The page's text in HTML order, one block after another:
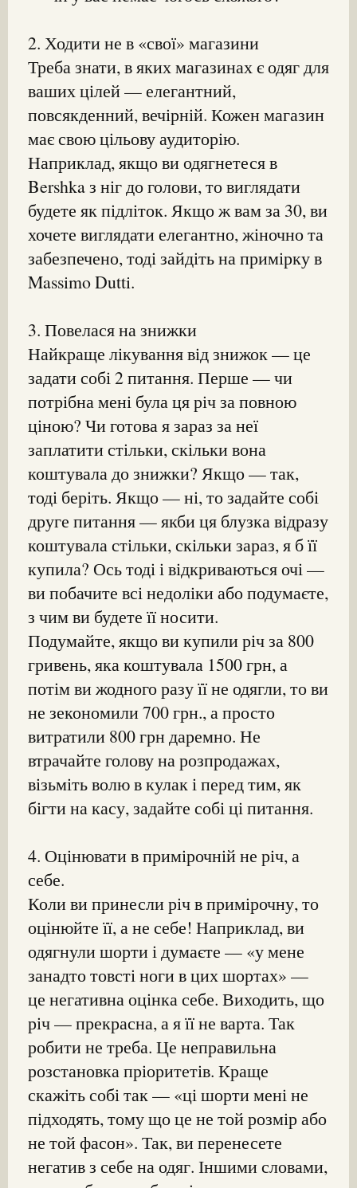
2. Ходити не в «свої» магазини
Треба знати, в яких магазинах є одяг для
ваших цілей — елегантний,
повсякденний, вечірній. Кожен магазин
має свою цільову аудиторію.
Наприклад, якщо ви одягнетеся в
Bershka з ніг до голови, то виглядати
будете як підліток. Якщо ж вам за 30, ви
хочете виглядати елегантно, жіночно та
забезпечено, тоді зайдіть на примірку в
Massimo Dutti.
3. Повелася на знижки
Найкраще лікування від знижок — це
задати собі 2 питання. Перше — чи
потрібна мені була ця річ за повною
ціною? Чи готова я зараз за неї
заплатити стільки, скільки вона
коштувала до знижки? Якщо — так,
тоді беріть. Якщо — ні, то задайте собі
друге питання — якби ця блузка відразу
коштувала стільки, скільки зараз, я б її
купила? Ось тоді і відкриваються очі —
ви побачите всі недоліки або подумаєте,
з чим ви будете її носити.
Подумайте, якщо ви купили річ за 800
гривень, яка коштувала 1500 грн, а
потім ви жодного разу її не одягли, то ви
не зекономили 700 грн., а просто
витратили 800 грн даремно. Не
втрачайте голову на розпродажах,
візьміть волю в кулак і перед тим, як
бігти на касу, задайте собі ці питання.
4. Оцінювати в примірочній не річ, а
себе.
Коли ви принесли річ в примірочну, то
оцінюйте її, а не себе! Наприклад, ви
одягнули шорти і думаєте — «у мене
занадто товсті ноги в цих шортах» —
це негативна оцінка себе. Виходить, що
річ — прекрасна, а я її не варта. Так
робити не треба. Це неправильна
розстановка пріоритетів. Краще
скажіть собі так — «ці шорти мені не
підходять, тому що це не той розмір або
не той фасон». Так, ви перенесете
негатив з себе на одяг. Іншими словами,